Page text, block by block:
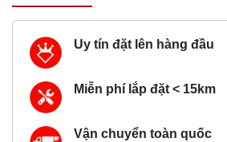
Uy tín đặt lên hàng đầu
Miễn phí lắp đặt < 15km
Vận chuyển toàn quốc